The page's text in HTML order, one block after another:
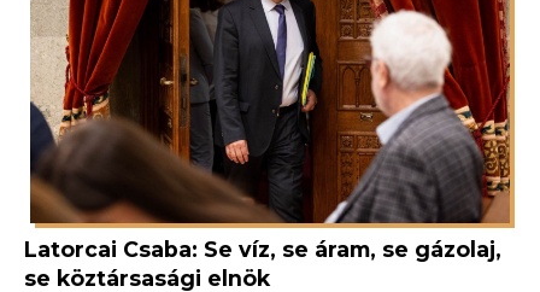
Latorcai Csaba: Se víz, se áram, se gázolaj,
se köztársasági elnök